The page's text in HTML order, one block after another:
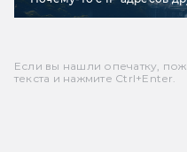
Если вы нашли опечатку,
текста и нажмите Ctrl+Enter.